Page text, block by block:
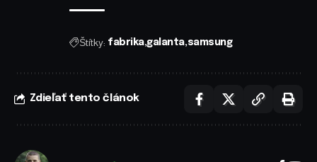
Štítky: fabrika galanta samsung
Zdieľať tento článok